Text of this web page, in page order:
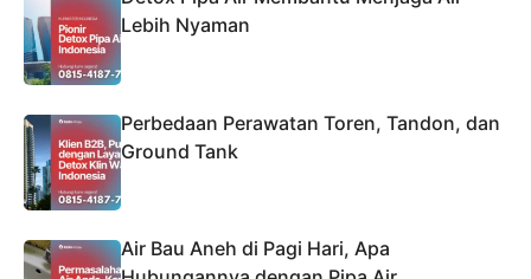
Lebih Nyaman
Perbedaan Perawatan Toren, Tandon, dan
Ground Tank
Air Bau Aneh di Pagi Hari, Apa